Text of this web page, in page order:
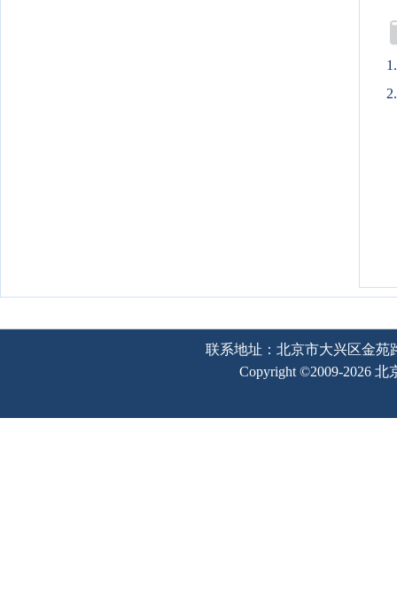
联系地址：北京市大兴区金苑
Copyright ©2009-2026 北